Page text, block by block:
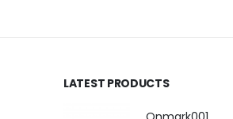
LATEST PRODUCTS